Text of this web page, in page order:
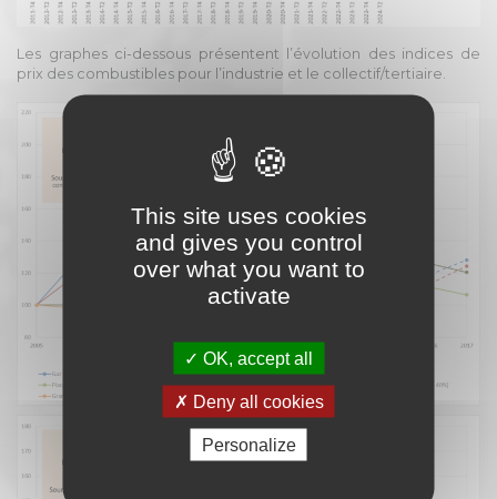
Les graphes ci-dessous présentent l’évolution des indices de
prix des combustibles pour l’industrie et le collectif/tertiaire.
This site uses cookies
and gives you control
over what you want to
activate
OK, accept all
Deny all cookies
Personalize